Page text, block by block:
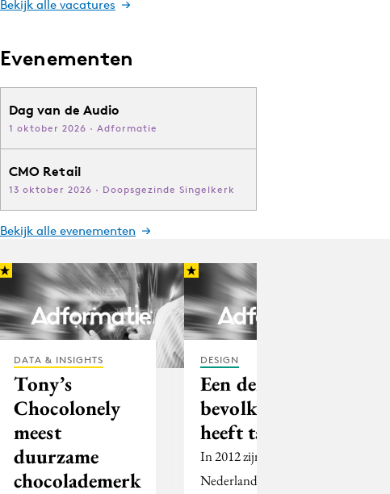
Bekijk alle vacatures
Evenementen
Dag van de Audio
1 oktober 2026 · Adformatie
CMO Retail
13 oktober 2026 · Doopsgezinde Singelkerk
Bekijk alle evenementen
DATA & INSIGHTS
Tony’s
Chocolonely
meest
duurzame
chocolademerk
DESIGN
Een derde
bevolking
heeft tablet
In 2012 zijn er in
Nederland 2,5 miljoen